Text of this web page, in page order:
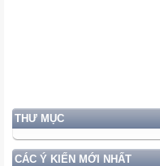
THƯ MỤC
CÁC Ý KIẾN MỚI NHẤT